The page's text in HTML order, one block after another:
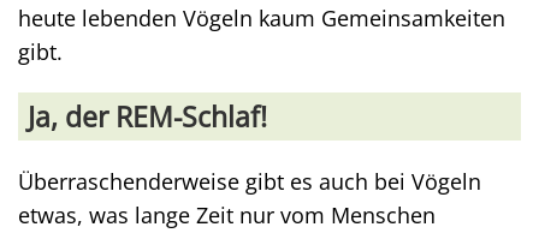
heute lebenden Vögeln kaum Gemeinsamkeiten
gibt.
Ja, der REM-Schlaf!
Überraschenderweise gibt es auch bei Vögeln
etwas, was lange Zeit nur vom Menschen